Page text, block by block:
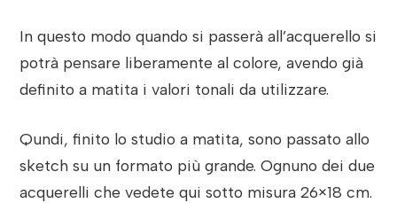
In questo modo quando si passerà all’acquerello si
potrà pensare liberamente al colore, avendo già
definito a matita i valori tonali da utilizzare.
Qundi, finito lo studio a matita, sono passato allo
sketch su un formato più grande. Ognuno dei due
acquerelli che vedete qui sotto misura 26×18 cm.